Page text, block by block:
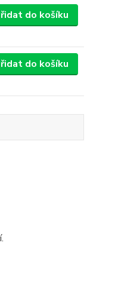
do košíku
do košíku